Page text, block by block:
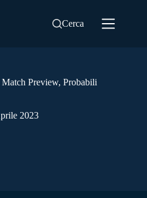
Cerca
Preview, Probabili
2023